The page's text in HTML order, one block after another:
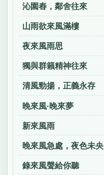
沁園舂，鄰舍往來
山雨欲來風滿樓
夜來風雨思
獨與群籟精神往來
清風勁揚，正義永存
晚來風·晚來夢
新來風雨
晚來風急處，夜色未央
錄來風聲給你聽